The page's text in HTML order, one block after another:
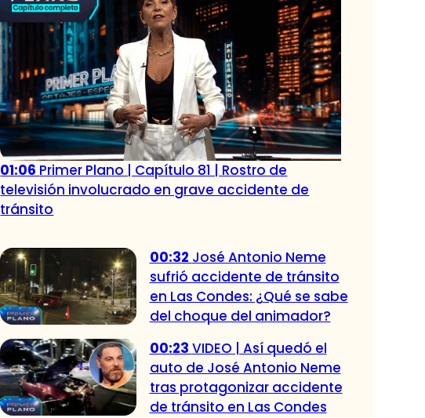
01:06 Primer Plano | Capítulo 81 | Rostro de
televisión involucrado en grave accidente de
tránsito
00:32 José Antonio Neme
sufrió accidente de tránsito
en Las Condes: ¿Qué se sabe
del choque del animador?
00:23 VIDEO | Así quedó el
auto de José Antonio Neme
tras protagonizar accidente
de tránsito en Las Condes